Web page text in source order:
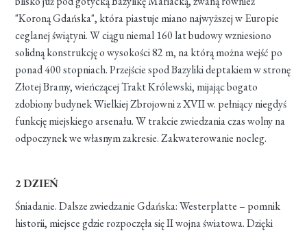
"Koroną Gdańska", która piastuje miano najwyższej w Europie
ceglanej świątyni. W ciągu niemal 160 lat budowy wzniesiono
solidną konstrukcję o wysokości 82 m, na którą można wejść po
ponad 400 stopniach. Przejście spod Bazyliki deptakiem w stronę
Złotej Bramy, wieńczącej Trakt Królewski, mijając bogato
zdobiony budynek Wielkiej Zbrojowni z XVII w. pełniący niegdyś
funkcję miejskiego arsenału. W trakcie zwiedzania czas wolny na
odpoczynek we własnym zakresie. Zakwaterowanie nocleg.
2 DZIEŃ
Śniadanie. Dalsze zwiedzanie Gdańska: Westerplatte – pomnik
historii, miejsce gdzie rozpoczęła się II wojna światowa. Dzięki